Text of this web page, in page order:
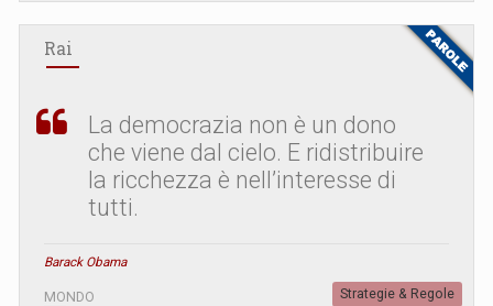
Rai
La democrazia non è un dono
che viene dal cielo. E ridistribuire
la ricchezza è nell’interesse di
tutti.
Barack Obama
MONDO Strategie & Regole